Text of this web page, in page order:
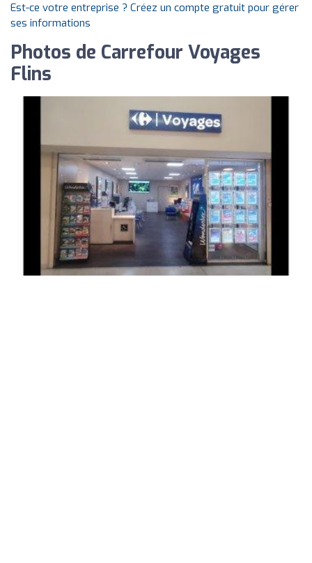
Est-ce votre entreprise ? Créez un compte gratuit pour gérer
ses informations
Photos de Carrefour Voyages
Flins